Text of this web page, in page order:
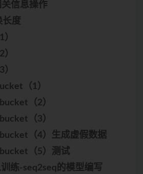
信息操作
长度
（1）
（2）
（3）
（4）生成虚假数据
（5）测试
练-seq2seq的模型编写